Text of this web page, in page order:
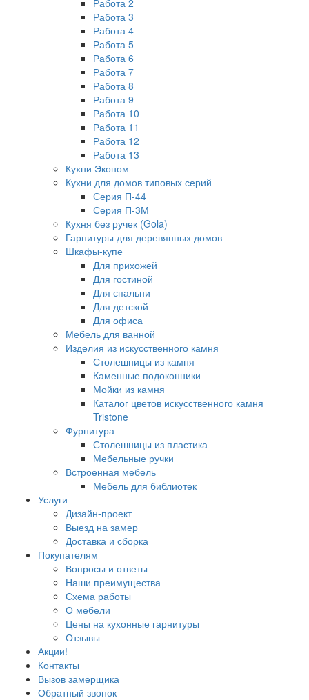
Работа 2
Работа 3
Работа 4
Работа 5
Работа 6
Работа 7
Работа 8
Работа 9
Работа 10
Работа 11
Работа 12
Работа 13
Кухни Эконом
Кухни для домов типовых серий
Серия П-44
Серия П-3М
Кухня без ручек (Gola)
Гарнитуры для деревянных домов
Шкафы-купе
Для прихожей
Для гостиной
Для спальни
Для детской
Для офиса
Мебель для ванной
Изделия из искусственного камня
Столешницы из камня
Каменные подоконники
Мойки из камня
Каталог цветов искусственного камня
Tristone
Фурнитура
Столешницы из пластика
Мебельные ручки
Встроенная мебель
Мебель для библиотек
Услуги
Дизайн-проект
Выезд на замер
Доставка и сборка
Покупателям
Вопросы и ответы
Наши преимущества
Схема работы
О мебели
Цены на кухонные гарнитуры
Отзывы
Акции!
Контакты
Вызов замерщика
Обратный звонок